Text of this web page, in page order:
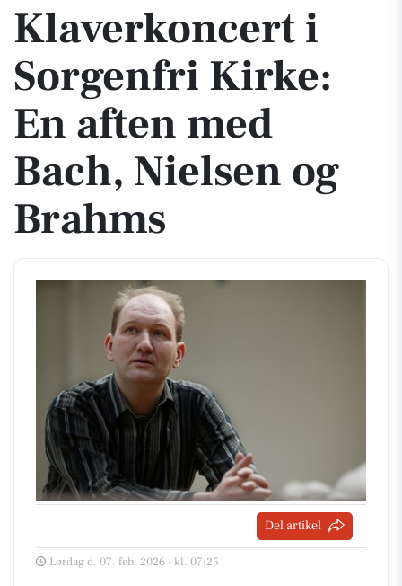
Klaverkoncert i
Sorgenfri Kirke:
En aften med
Bach, Nielsen og
Brahms
Del artikel
Lørdag d. 07. feb. 2026 - kl. 07:25